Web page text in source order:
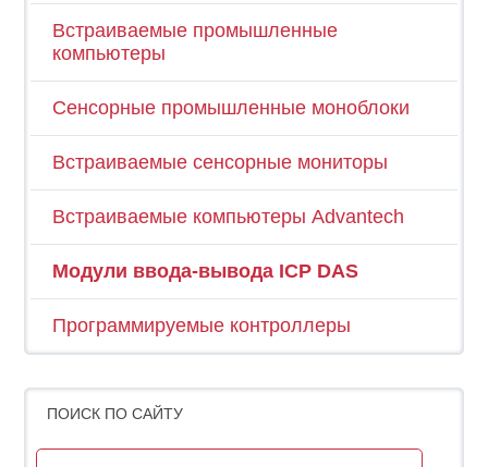
Встраиваемые промышленные
компьютеры
Сенсорные промышленные моноблоки
Встраиваемые сенсорные мониторы
Встраиваемые компьютеры Advantech
Модули ввода-вывода ICP DAS
Программируемые контроллеры
ПОИСК ПО САЙТУ